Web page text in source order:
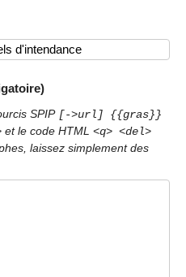
SPIP [->url] {{gras}}
et le code HTML <q> <del>
laissez simplement des